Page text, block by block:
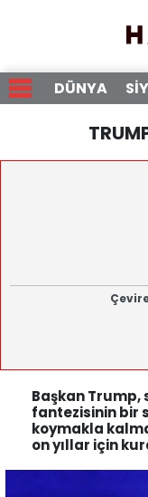
DÜNYA
Başkan
fantezisinin bir
koymakla
on yıllar için